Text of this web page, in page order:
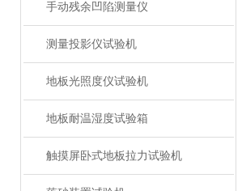
手动残余凹陷测量仪
测量投影仪试验机
地板光照度仪试验机
地板耐温湿度试验箱
触摸屏卧式地板拉力试验机